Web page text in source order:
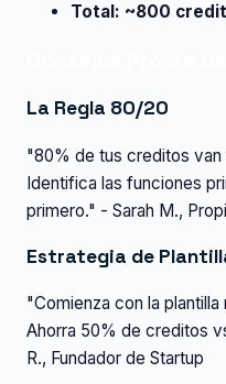
Total: ~800
La Regla 80/20
"80% de tus creditos
Identifica las funciones
primero." - Sarah M.,
Estrategia de
"Comienza con la
Ahorra 50% de creditos
R., Fundador de Startup